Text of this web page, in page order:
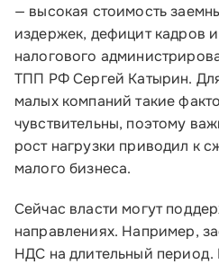
— высокая стоимость
издержек, дефицит кадров
налогового
ТПП РФ Сергей Катырин.
малых компаний такие
чувствительны, поэтому
рост нагрузки приводил к
малого бизнеса.
Сейчас власти могут
направлениях. Например,
НДС на длительный